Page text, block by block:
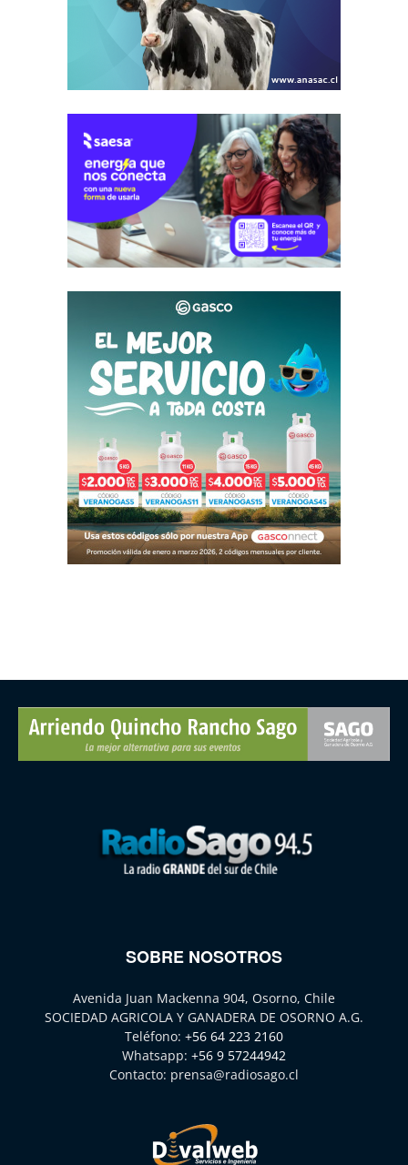
SOBRE NOSOTROS
Avenida Juan Mackenna 904, Osorno, Chile
SOCIEDAD AGRICOLA Y GANADERA DE OSORNO A.G.
Teléfono: +56 64 223 2160
Whatsapp: +56 9 57244942
Contacto: prensa@radiosago.cl